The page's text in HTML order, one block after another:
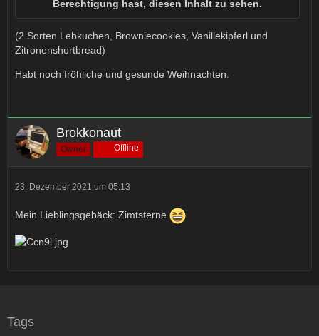
Berechtigung hast, diesen Inhalt zu sehen.
(2 Sorten Lebkuchen, Browniecookies, Vanillekipferl und
Zitronenshortbread)
Habt noch fröhliche und gesunde Weihnachten.
Brokkonaut
Owner Offline
23. Dezember 2021 um 05:13
Mein Lieblingsgebäck: Zimtsterne
Tags